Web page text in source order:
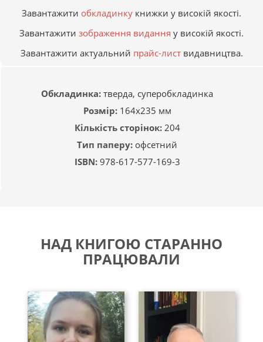
Завантажити обкладинку книжки у високій якості.
Завантажити зображення видання у високій якості.
Завантажити актуальний прайс-листвидавництва.
Обкладинка: тверда, суперобкладинка
Розмір:164х235 мм
Кількість сторінок:204
Тип паперу: офсетний
ISBN:978-617-577-169-3
НАД КНИГОЮ СТАРАННО
ПРАЦЮВАЛИ